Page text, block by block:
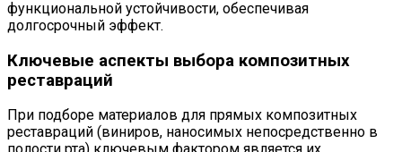
функциональной устойчивости, обеспечивая
долгосрочный эффект.
Ключевые аспекты выбора композитных
реставраций
При подборе материалов для прямых композитных
реставраций (виниров, наносимых непосредственно в